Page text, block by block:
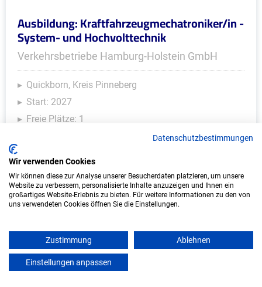
Ausbildung: Kraftfahrzeugmechatroniker/in -
System- und Hochvolttechnik
Verkehrsbetriebe Hamburg-Holstein GmbH
Quickborn, Kreis Pinneberg
Start: 2027
Freie Plätze: 1
Weitere Ausbildungsplätze
IT/Computer - Ausbildungsplätze
Datenschutzbestimmungen
Wir verwenden Cookies
Wir können diese zur Analyse unserer Besucherdaten platzieren, um unsere
Website zu verbessern, personalisierte Inhalte anzuzeigen und Ihnen ein
großartiges Website-Erlebnis zu bieten. Für weitere Informationen zu den von
uns verwendeten Cookies öffnen Sie die Einstellungen.
Zustimmung Ablehnen
Einstellungen anpassen